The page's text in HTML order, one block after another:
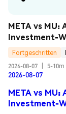
META vs MU:
Investment-
Fortgeschritten
2026-08-07
5-10m
2026-08-07
META vs MU:
Investment-